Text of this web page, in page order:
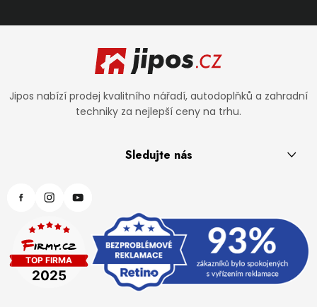
Jipos nabízí prodej kvalitního nářadí, autodoplňků a zahradní
techniky za nejlepší ceny na trhu.
Sledujte nás